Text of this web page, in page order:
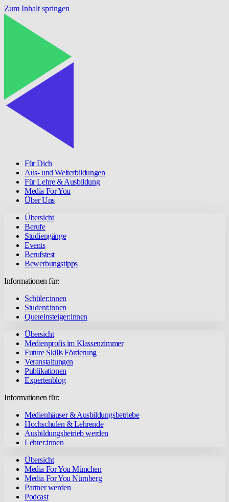
Zum Inhalt springen
Für Dich
Aus- und Weiterbildungen
Für Lehre & Ausbildung
Media For You
Über Uns
Übersicht
Berufe
Studiengänge
Events
Berufstest
Bewerbungstipps
Informationen für:
Schüler:innen
Student:innen
Quereinsteiger:innen
Übersicht
Medienprofis im Klassenzimmer
Future Skills Förderung
Veranstaltungen
Publikationen
Expertenblog
Informationen für:
Medienhäuser & Ausbildungsbetriebe
Hochschulen & Lehrende
Ausbildungsbetrieb werden
Lehrer:innen
Übersicht
Media For You München
Media For You Nürnberg
Partner werden
Podcast